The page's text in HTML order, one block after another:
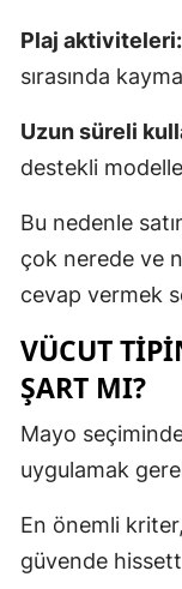
Plaj aktiviteleri:
sırasında
Uzun süreli
destekli
Bu nedenle
çok nerede ve
cevap vermek
VÜCUT
ŞART MI?
Mayo
uygulamak
En önemli
güvende